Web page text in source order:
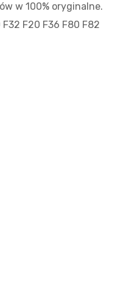
w 100% oryginalne.
F20 F36 F80 F82